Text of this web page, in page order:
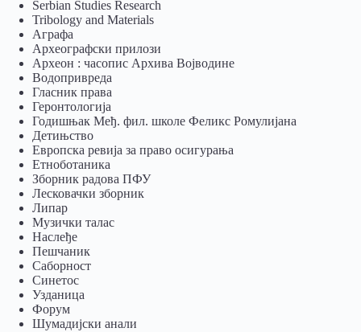
Serbian Studies Research
Tribology and Materials
Аграфа
Археографски прилози
Археон : часопис Архива Војводине
Водопривреда
Гласник права
Геронтологија
Годишњак Међ. фил. школе Феликс Ромулијана
Детињство
Европска ревија за право осигурања
Eтноботаника
Зборник радова ПФУ
Лесковачки зборник
Липар
Музички талас
Наслеђе
Пешчаник
Саборност
Синетос
Узданица
Форум
Шумадијски анали